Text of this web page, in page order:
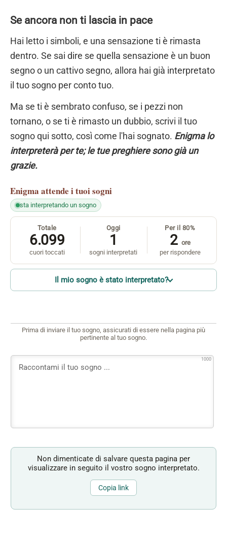
Se ancora non ti lascia in pace
Hai letto i simboli, e una sensazione ti è rimasta
dentro. Se sai dire se quella sensazione è un buon
segno o un cattivo segno, allora hai già interpretato
il tuo sogno per conto tuo.
Ma se ti è sembrato confuso, se i pezzi non
tornano, o se ti è rimasto un dubbio, scrivi il tuo
sogno qui sotto, così come l'hai sognato. Enigma lo
interpreterà per te; le tue preghiere sono già un
grazie.
Enigma attende i tuoi sogni
sta interpretando un sogno
Totale
6.099
cuori toccati
Oggi
1
sogni interpretati
Per il 80%
2 ore
per rispondere
Il mio sogno è stato interpretato?
Prima di inviare il tuo sogno, assicurati di essere nella pagina più
pertinente al tuo sogno.
1000
Non dimenticate di salvare questa pagina per
visualizzare in seguito il vostro sogno interpretato.
Copia link